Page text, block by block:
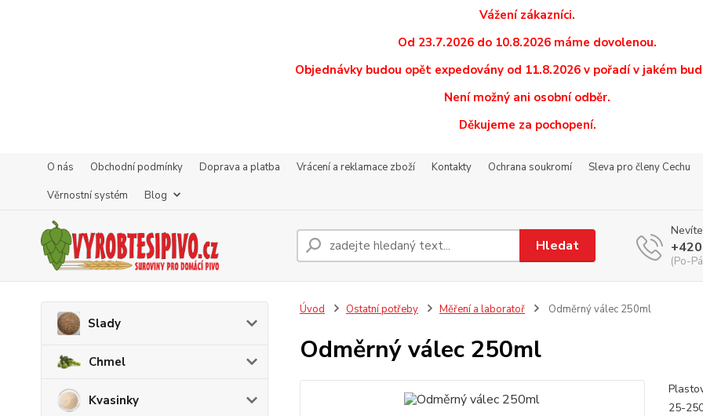
Vážení zákazníci.
Od 23.7.2026 do 10.8.2026 máme dovolenou.
Objednávky budou opět expedovány od 11.8.2026 v pořadí v jakém
Není možný ani osobní odběr.
Děkujeme za pochopení.
O nás Obchodní podmínky Doprava a platba Vrácení a reklamace zboží Kontakty Ochrana soukromí
Sleva pro členy Cechu
Věrnostní systém
Blog
Hledat
(Po-
Slady
Chmel
Kvasinky
Úvod Ostatní potřeby Měření a laboratoř Odměrný válec 250ml
Odměrný válec 250ml
25-